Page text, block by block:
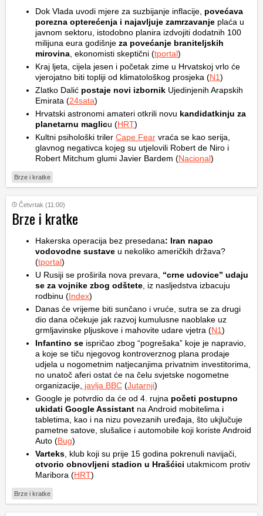
Dok Vlada uvodi mjere za suzbijanje inflacije, povećava
porezna opterećenja i najavljuje zamrzavanje plaća u
javnom sektoru, istodobno planira izdvojiti dodatnih 100
milijuna eura godišnje za povećanje braniteljskih
mirovina , ekonomisti skeptični (tportal)
Kraj ljeta, cijela jesen i početak zime u Hrvatskoj vrlo će
vjerojatno biti topliji od klimatološkog prosjeka (N1)
Zlatko Dalić postaje novi izbornik Ujedinjenih Arapskih
Emirata (24sata)
Hrvatski astronomi amateri otkrili novu kandidatkinju za
planetarnu maglicu (HRT)
Kultni psihološki triler Cape Fear vraća se kao serija,
glavnog negativca kojeg su utjelovili Robert de Niro i
Robert Mitchum glumi Javier Bardem (Nacional)
Brze i kratke
Četvrtak (11:00)
Brze i kratke
Hakerska operacija bez presedana: Iran napao
vodovodne sustave u nekoliko američkih država?
(tportal)
U Rusiji se proširila nova prevara, “crne udovice” udaju
se za vojnike zbog odštete , iz nasljedstva izbacuju
rodbinu (Index)
Danas će vrijeme biti sunčano i vruće, sutra se za drugi
dio dana očekuje jak razvoj kumulusne naoblake uz
grmljavinske pljuskove i mahovite udare vjetra (N1)
Infantino se ispričao zbog “pogrešaka” koje je napravio,
a koje se tiču njegovog kontroverznog plana prodaje
udjela u nogometnim natjecanjima privatnim investitorima,
no unatoč aferi ostat će na čelu svjetske nogometne
organizacije, javlja BBC (Jutarnji)
Google je potvrdio da će od 4. rujna početi postupno
ukidati Google Assistant na Android mobitelima i
tabletima, kao i na nizu povezanih uređaja, što ukjlučuje
pametne satove, slušalice i automobile koji koriste Android
Auto (Bug)
Varteks , klub koji su prije 15 godina pokrenuli navijači,
otvorio obnovljeni stadion u Hrašćici utakmicom protiv
Maribora (HRT)
Brze i kratke